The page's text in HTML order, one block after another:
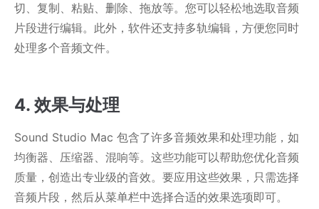
切、复制、粘贴、删除、拖放等。您可以轻松地选取音频
片段进行编辑。此外，软件还支持多轨编辑，方便您同时
处理多个音频文件。
4. 效果与处理
Sound Studio Mac 包含了许多音频效果和处理功能，如
均衡器、压缩器、混响等。这些功能可以帮助您优化音频
质量，创造出专业级的音效。要应用这些效果，只需选择
音频片段，然后从菜单栏中选择合适的效果选项即可。